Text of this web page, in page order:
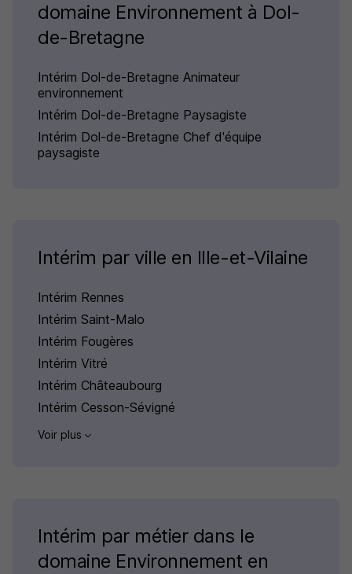
domaine Environnement à Dol-
de-Bretagne
Intérim Dol-de-Bretagne Animateur
environnement
Intérim Dol-de-Bretagne Paysagiste
Intérim Dol-de-Bretagne Chef d'équipe
paysagiste
Intérim par ville en Ille-et-Vilaine
Intérim Rennes
Intérim Saint-Malo
Intérim Fougères
Intérim Vitré
Intérim Châteaubourg
Intérim Cesson-Sévigné
Voir plus
Intérim par métier dans le
domaine Environnement en